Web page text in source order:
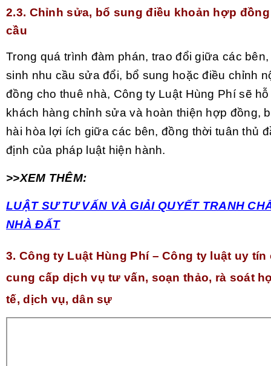
2.3. Chỉnh sửa, bổ sung điều khoản hợp
cầu
Trong quá trình đàm phán, trao đổi giữa các
sinh nhu cầu sửa đổi, bổ sung hoặc điều chỉnh
đồng cho thuê nhà, Công ty Luật Hùng Phí sẽ
khách hàng chỉnh sửa và hoàn thiện hợp đồng,
hài hòa lợi ích giữa các bên, đồng thời tuân thủ
định của pháp luật hiện hành.
>>XEM THÊM:
LUẬT SƯ TƯ VẤN VÀ GIẢI QUYẾT TRANH
NHÀ ĐẤT
3. Công ty Luật Hùng Phí – Công ty luật uy tín
cung cấp dịch vụ tư vấn, soạn thảo, rà soát
tế, dịch vụ, dân sự